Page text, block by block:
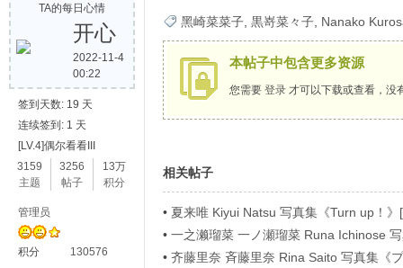
TA的每日心情
开心
2022-11-4
00:22
签到天数: 19 天
连续签到: 1 天
[LV.4]偶尔看看III
3159
主题
3256
帖子
13万
积分
管理员
积分 130576
黑崎菜菜子 黒嵜菜々子 Nanako
本帖子中包含更多资源
您需要 登录 才可以下载或查看，没
相关帖子
• 夏来唯 Kiyui Natsu 写真集《Turn up！》
• 一之濑瑠菜 一ノ瀬瑠菜 Runa Ichinose
ラビアＳＰ！４》[54P]
• 齐藤里奈 斉藤里奈 Rina Saito 写真集《